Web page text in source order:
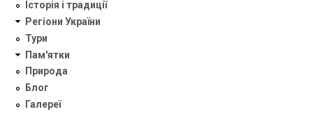
Історія і традиції
Регіони України
Тури
Пам'ятки
Природа
Блог
Галереї